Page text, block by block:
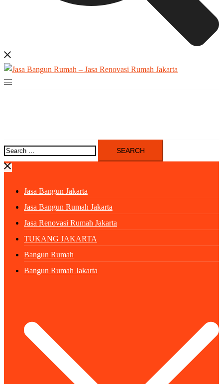
Search
for:
Jasa Bangun Jakarta
Jasa Bangun Rumah Jakarta
Jasa Renovasi Rumah Jakarta
TUKANG JAKARTA
Bangun Rumah
Bangun Rumah Jakarta